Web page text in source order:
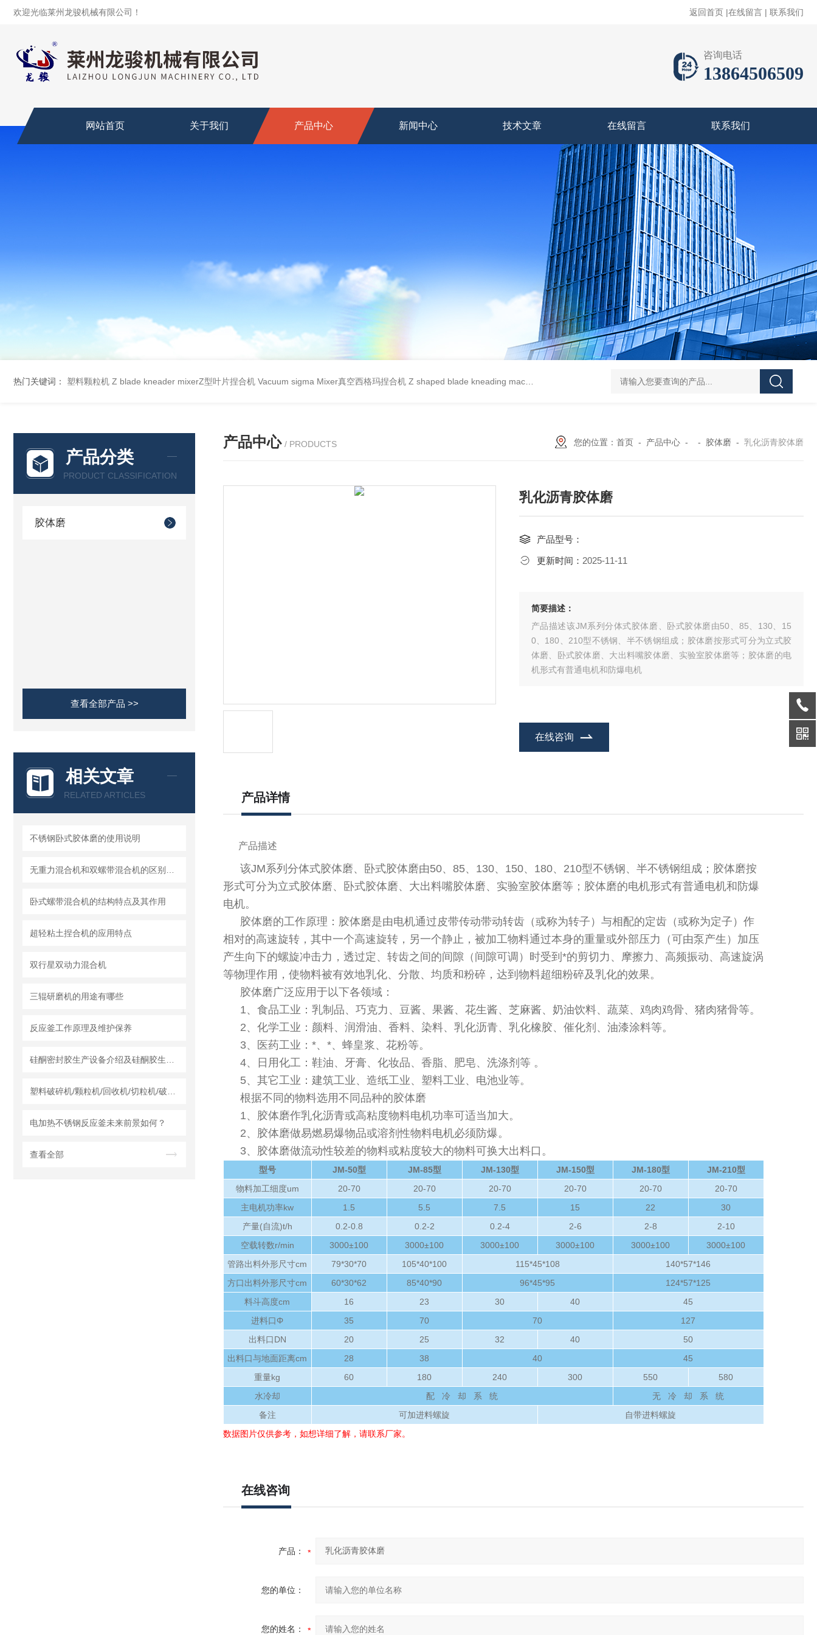
欢迎光临莱州龙骏机械有限公司！ 返回首页 |在线留言 | 联系我们
咨询电话
13864506509
网站首页 关于我们 产品中心 新闻中心 技术文章 在线留言 联系我们
热门关键词： 塑料颗粒机 Z blade kneader mixerZ型叶片捏合机 Vacuum sigma Mixer真空西格玛捏合机 Z shaped blade kneading machineZ型捏合机 Z shaped blade sigma mixerZ型捏合机 Vacuum Kneader真
产品分类
PRODUCT CLASSIFICATION
胶体磨
查看全部产品 >>
相关文章
RELATED ARTICLES
不锈钢卧式胶体磨的使用说明
卧式螺带混合机的结构特点及其作用
超轻粘土捏合机的应用特点
双行星双动力混合机
三辊研磨机的用途有哪些
反应釜工作原理及维护保养
电加热不锈钢反应釜未来前景如何？
查看全部
产品中心 / PRODUCTS 您的位置： 首页 - 产品中心 - - 胶体磨 - 乳化沥青胶体磨
乳化沥青胶体磨
产品型号：
更新时间： 2025-11-11
简要描述：
产品描述该JM系列分体式胶体磨、卧式胶体磨由50、85、130、15
0、180、210型不锈钢、半不锈钢组成；胶体磨按形式可分为立式胶
体磨、卧式胶体磨、大出料嘴胶体磨、实验室胶体磨等；胶体磨的电
机形式有普通电机和防爆电机
在线咨询
产品详情
产品描述
该JM系列分体式胶体磨、卧式胶体磨由50、85、130、150、180、210型不锈钢、半不锈钢组成；胶体磨按
形式可分为立式胶体磨、卧式胶体磨、大出料嘴胶体磨、实验室胶体磨等；胶体磨的电机形式有普通电机和防爆
电机。
胶体磨的工作原理：胶体磨是由电机通过皮带传动带动转齿（或称为转子）与相配的定齿（或称为定子）作
相对的高速旋转，其中一个高速旋转，另一个静止，被加工物料通过本身的重量或外部压力（可由泵产生）加压
产生向下的螺旋冲击力，透过定、转齿之间的间隙（间隙可调）时受到*的剪切力、摩擦力、高频振动、高速旋涡
等物理作用，使物料被有效地乳化、分散、均质和粉碎，达到物料超细粉碎及乳化的效果。
胶体磨广泛应用于以下各领域：
1、食品工业：乳制品、巧克力、豆酱、果酱、花生酱、芝麻酱、奶油饮料、蔬菜、鸡肉鸡骨、猪肉猪骨等。
2、化学工业：颜料、润滑油、香料、染料、乳化沥青、乳化橡胶、催化剂、油漆涂料等。
3、医药工业：*、*、蜂皇浆、花粉等。
4、日用化工：鞋油、牙膏、化妆品、香脂、肥皂、洗涤剂等 。
5、其它工业：建筑工业、造纸工业、塑料工业、电池业等。
根据不同的物料选用不同品种的胶体磨
1、胶体磨作乳化沥青或高粘度物料电机功率可适当加大。
2、胶体磨做易燃易爆物品或溶剂性物料电机必须防爆。
3、胶体磨做流动性较差的物料或粘度较大的物料可换大出料口。
型号 JM-50型 JM-85型 JM-130型 JM-150型 JM-180型
JM-210型
物料加工细度um
20-70 20-70 20-70 20-70 20-70
20-70
主电机功率kw
1.5 5.5 7.5 15 22
30
产量(自流)t/h
0.2-0.8 0.2-2 0.2-4 2-6 2-8
2-10
空载转数r/min
3000±100 3000±100 3000±100 3000±100 3000±100
3000±100
管路出料外形尺寸cm
79*30*70 105*40*100 115*45*108
140*57*146
方口出料外形尺寸cm
60*30*62 85*40*90 96*45*95
124*57*125
料斗高度cm
16 23 30 40
45
进料口Φ
35 70 70
127
出料口DN
20 25 32 40
50
出料口与地面距离cm
28 38 40
45
重量kg
60 180 240 300 550
580
水冷却
配 冷 却 系 统
无 冷 却 系 统
备注
可加进料螺旋
自带进料螺旋
数据图片仅供参考，如想详细了解，请联系厂家。
在线咨询
产品：
您的单位：
您的姓名：